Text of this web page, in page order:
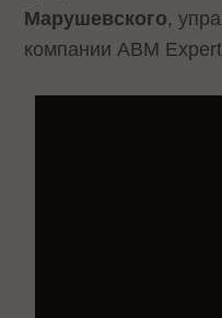
Марушевского,
компании ABM